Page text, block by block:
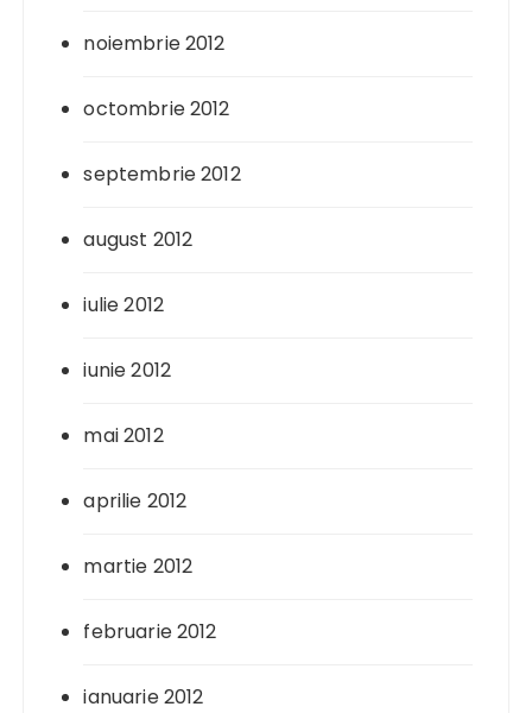
noiembrie 2012
octombrie 2012
septembrie 2012
august 2012
iulie 2012
iunie 2012
mai 2012
aprilie 2012
martie 2012
februarie 2012
ianuarie 2012